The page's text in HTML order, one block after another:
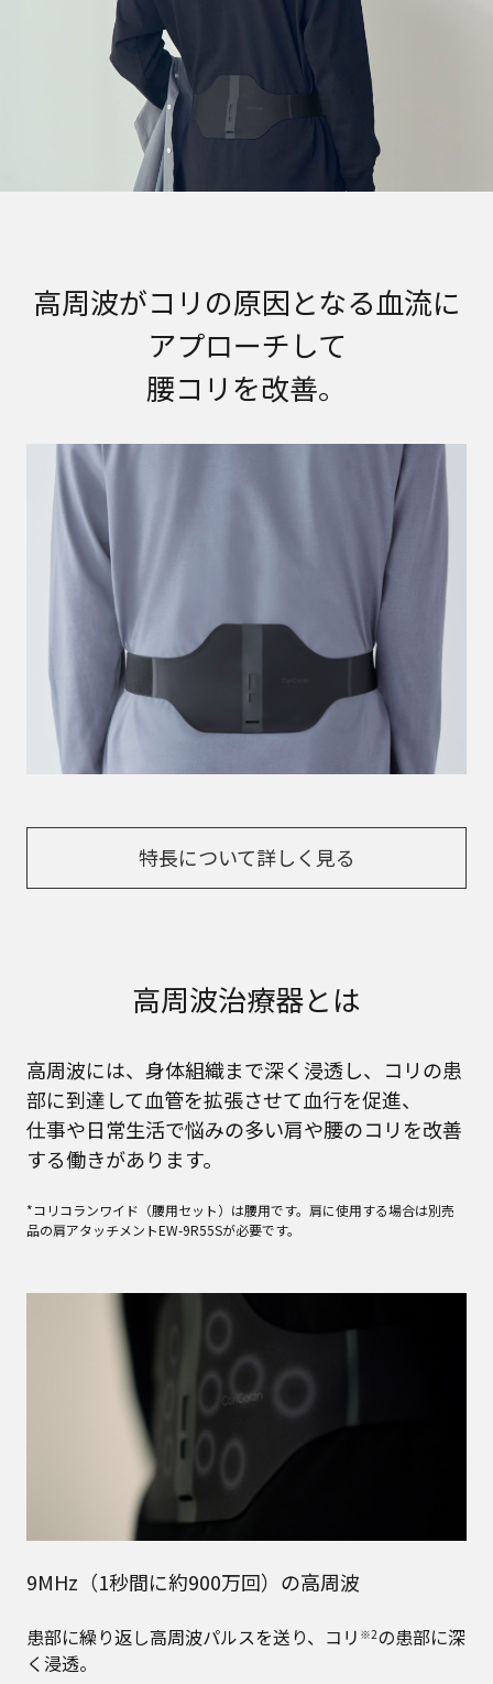
高周波がコリの原因となる血流に
アプローチして
腰コリを改善。
特長について詳しく見る
高周波治療器とは
高周波には、身体組織まで深く浸透し、コリの患
部に到達して血管を拡張させて血行を促進、
仕事や日常生活で悩みの多い肩や腰のコリを改善
する働きがあります。
*コリコランワイド（腰用セット）は腰用です。肩に使用する場合は別売
品の肩アタッチメントEW-9R55Sが必要です。
9MHz（1秒間に約900万回）の高周波
患部に繰り返し高周波パルスを送り、コリ ※2の患部に深
く浸透。